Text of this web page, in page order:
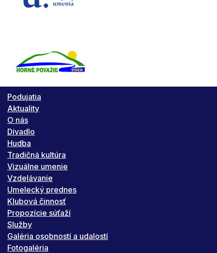
Podujatia
Aktuality
O nás
Divadlo
Hudba
Tradičná kultúra
Vizuálne umenie
Vzdelávanie
Umelecký prednes
Klubová činnosť
Propozície súťaží
Služby
Galéria osobností a udalostí
Fotogaléria